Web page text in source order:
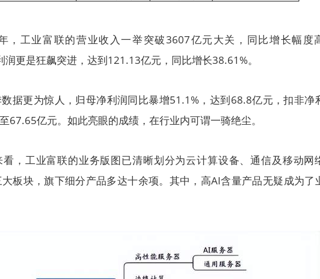
，工业富联的营业收入一举突破3607亿元大关，同比增长幅度
更是狂飙突进，达到121.13亿元，同比增长38.61%。
据更为惊人，归母净利润同比暴增51.1%，达到68.8亿元，扣非净
67.65亿元。如此亮眼的成绩，在行业内可谓一骑绝尘。
看，工业富联的业务版图已清晰划分为云计算设备、通信及移动网
板块，旗下细分产品多达十余项。其中，高AI含量产品无疑成为了